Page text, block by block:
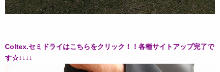
Coltex.セミドライはこちらをクリック！！各種サイトアップ完了で
す☆↓↓↓↓